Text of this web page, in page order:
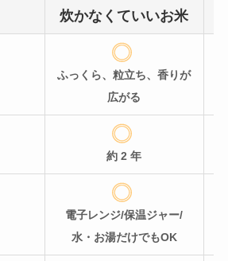
炊かなくていいお米
ふっくら、粒立ち、香りが
広がる
約 2 年
電子レンジ/保温ジャー/
水・お湯だけでもOK